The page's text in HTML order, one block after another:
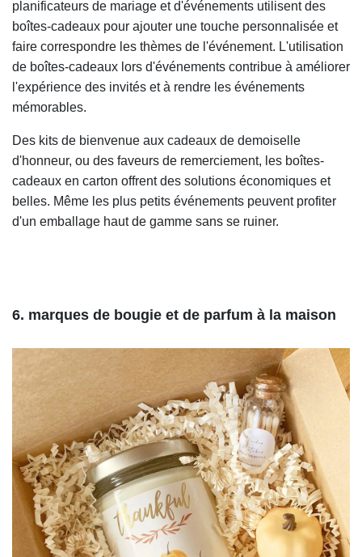
planificateurs de mariage et d'événements utilisent des
boîtes-cadeaux pour ajouter une touche personnalisée et
faire correspondre les thèmes de l'événement. L'utilisation
de boîtes-cadeaux lors d'événements contribue à améliorer
l'expérience des invités et à rendre les événements
mémorables.
Des kits de bienvenue aux cadeaux de demoiselle
d'honneur, ou des faveurs de remerciement, les boîtes-
cadeaux en carton offrent des solutions économiques et
belles. Même les plus petits événements peuvent profiter
d'un emballage haut de gamme sans se ruiner.
6. marques de bougie et de parfum à la maison